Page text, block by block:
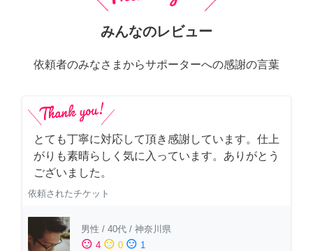
みんなのレビュー
依頼者のみなさまからサポーターへの感謝の言葉
とても丁寧に対応して頂き感謝しています。仕上
がりも素晴らしく気に入っています。ありがとう
ございました。
依頼されたチケット
男性 / 40代 / 神奈川県
sentiment_satisfied 4 sentiment_neutral 0 sentiment_dissatisfied 1